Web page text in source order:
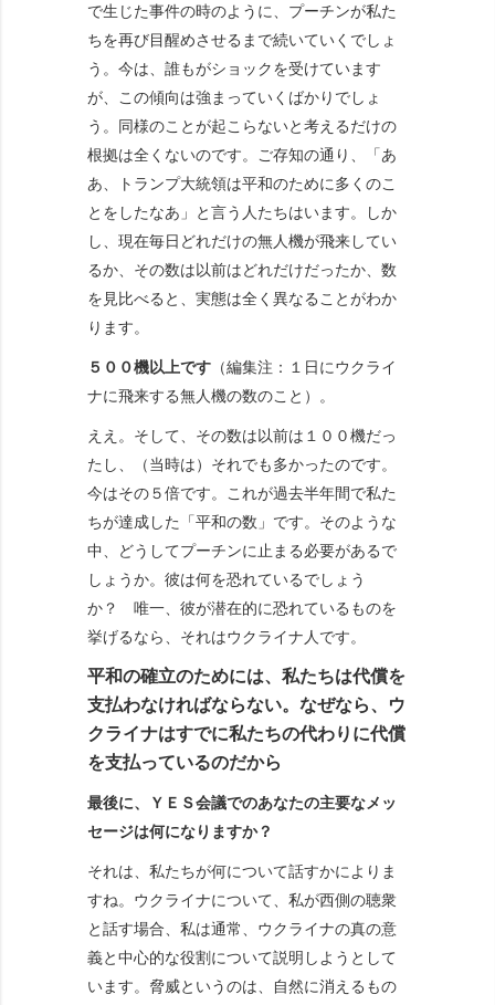
で生じた事件の時のように、プーチンが私た
ちを再び目醒めさせるまで続いていくでしょ
う。今は、誰もがショックを受けています
が、この傾向は強まっていくばかりでしょ
う。同様のことが起こらないと考えるだけの
根拠は全くないのです。ご存知の通り、「あ
あ、トランプ大統領は平和のために多くのこ
とをしたなあ」と言う人たちはいます。しか
し、現在毎日どれだけの無人機が飛来してい
るか、その数は以前はどれだけだったか、数
を見比べると、実態は全く異なることがわか
ります。
５００機以上です （編集注：１日にウクライ
ナに飛来する無人機の数のこと）。
ええ。そして、その数は以前は１００機だっ
たし、（当時は）それでも多かったのです。
今はその５倍です。これが過去半年間で私た
ちが達成した「平和の数」です。そのような
中、どうしてプーチンに止まる必要があるで
しょうか。彼は何を恐れているでしょう
か？ 唯一、彼が潜在的に恐れているものを
挙げるなら、それはウクライナ人です。
平和の確立のためには、私たちは代償を
支払わなければならない。なぜなら、ウ
クライナはすでに私たちの代わりに代償
を支払っているのだから
最後に、ＹＥＳ会議でのあなたの主要なメッ
セージは何になりますか？
それは、私たちが何について話すかによりま
すね。ウクライナについて、私が西側の聴衆
と話す場合、私は通常、ウクライナの真の意
義と中心的な役割について説明しようとして
います。脅威というのは、自然に消えるもの